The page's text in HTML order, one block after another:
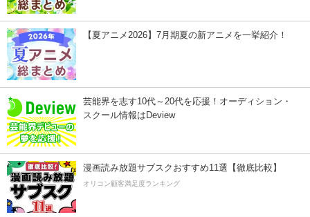
【夏アニメ2026】7月期夏の新アニメを一挙紹介！
芸能界を志す10代～20代を応援！オーディション・
スクール情報はDeview
漫画読み放題サブスクおすすめ11選【徹底比較】
オリコン顧客満足度ランキング